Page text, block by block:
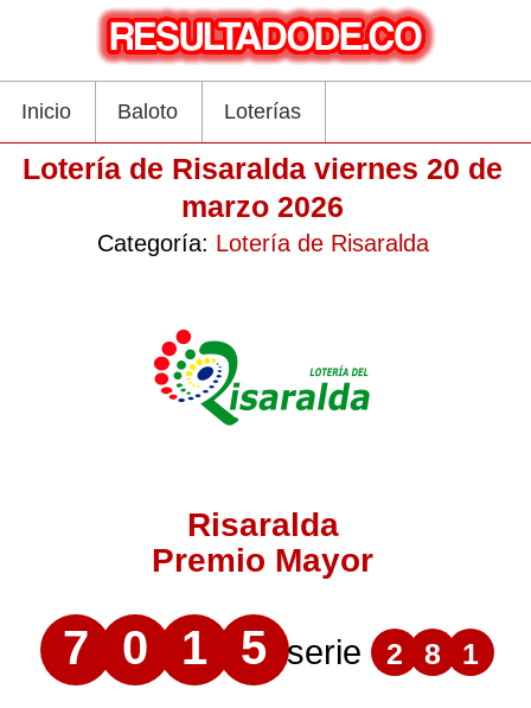
Inicio Baloto Loterías
Lotería de Risaralda viernes 20 de
marzo 2026
Categoría: Lotería de Risaralda
Risaralda
Premio Mayor
7 0 1 5 serie 2 8 1